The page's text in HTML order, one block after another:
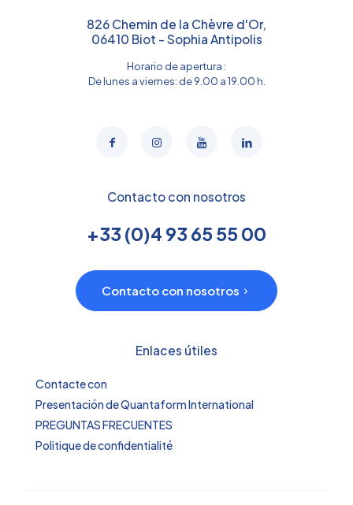
826 Chemin de la Chèvre d'Or,
06410 Biot - Sophia Antipolis
Horario de apertura :
De lunes a viernes: de 9.00 a 19.00 h.
Contacto con nosotros
+33 (0)4 93 65 55 00
Contacto con nosotros
Enlaces útiles
Contacte con
Presentación de Quantaform International
PREGUNTAS FRECUENTES
Politique de confidentialité